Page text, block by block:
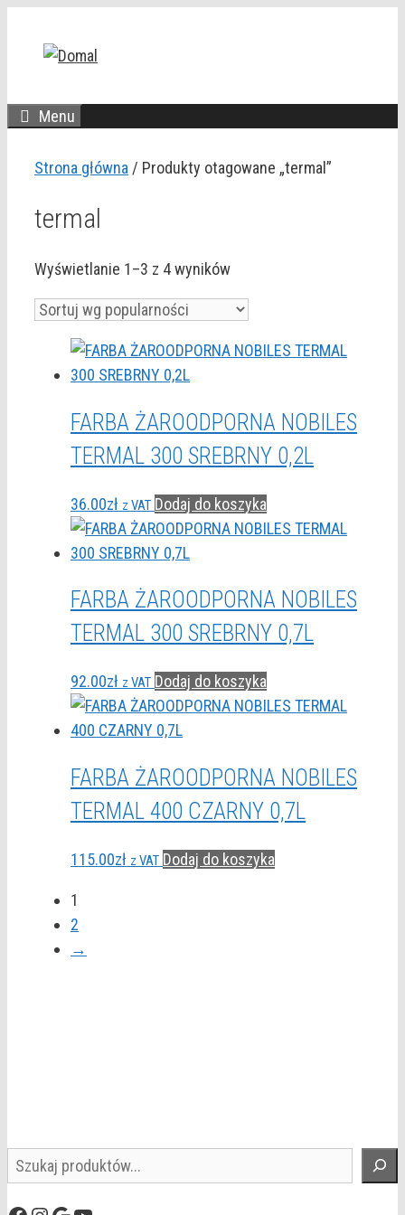
Menu
Strona główna / Produkty otagowane „termal”
termal
Wyświetlanie 1–3 z 4 wynikówPosortowane
popularności
FARBA ŻAROODPORNA NOBILES
TERMAL 300 SREBRNY 0,2L
36.00zł z VAT Dodaj do koszyka
FARBA ŻAROODPORNA NOBILES
TERMAL 300 SREBRNY 0,7L
92.00zł z VAT Dodaj do koszyka
FARBA ŻAROODPORNA NOBILES
TERMAL 400 CZARNY 0,7L
115.00zł z VAT Dodaj do koszyka
1
2
→
Szukaj